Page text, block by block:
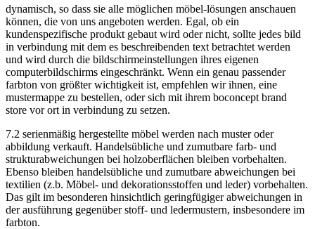
dynamisch, so dass sie alle möglichen möbel-lösungen anschauen
können, die von uns angeboten werden. Egal, ob ein
kundenspezifische produkt gebaut wird oder nicht, sollte jedes bild
in verbindung mit dem es beschreibenden text betrachtet werden
und wird durch die bildschirmeinstellungen ihres eigenen
computerbildschirms eingeschränkt. Wenn ein genau passender
farbton von größter wichtigkeit ist, empfehlen wir ihnen, eine
mustermappe zu bestellen, oder sich mit ihrem boconcept brand
store vor ort in verbindung zu setzen.
7.2 serienmäßig hergestellte möbel werden nach muster oder
abbildung verkauft. Handelsübliche und zumutbare farb- und
strukturabweichungen bei holzoberflächen bleiben vorbehalten.
Ebenso bleiben handelsübliche und zumutbare abweichungen bei
textilien (z.b. Möbel- und dekorationsstoffen und leder) vorbehalten.
Das gilt im besonderen hinsichtlich geringfügiger abweichungen in
der ausführung gegenüber stoff- und ledermustern, insbesondere im
farbton.